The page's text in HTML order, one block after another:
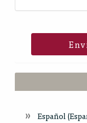
Español